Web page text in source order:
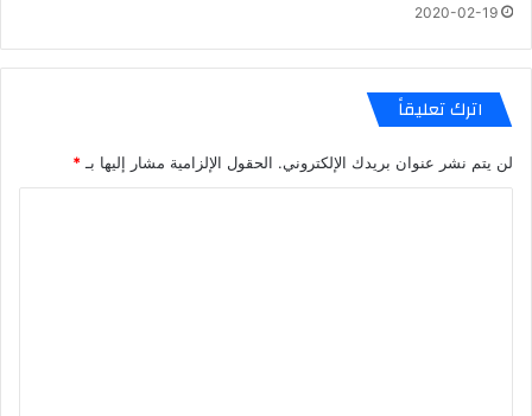
2020-02-19
اترك تعليقاً
لن يتم نشر عنوان بريدك الإلكتروني. الحقول الإلزامية مشار إليها بـ *